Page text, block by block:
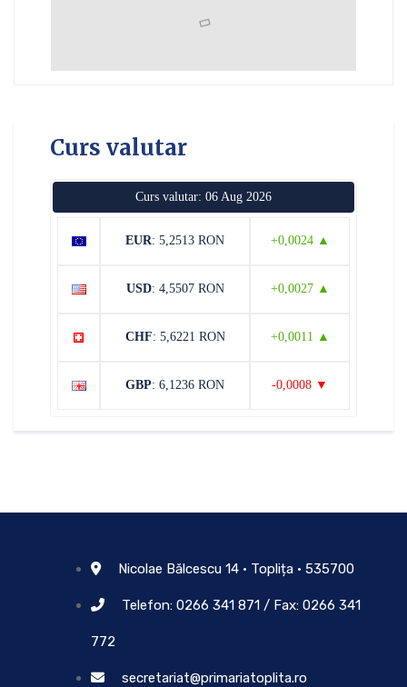
Curs valutar
Curs valutar: 06 Aug 2026
EUR: 5,2513 RON +0,0024 ▲
USD: 4,5507 RON +0,0027 ▲
CHF: 5,6221 RON +0,0011 ▲
GBP: 6,1236 RON -0,0008 ▼
Nicolae Bălcescu 14 • Toplița • 535700
Telefon: 0266 341 871 / Fax: 0266 341
772
secretariat@primariatoplita.ro